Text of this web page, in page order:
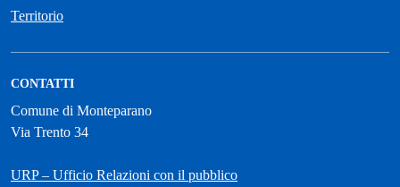
Territorio
CONTATTI
Comune di Monteparano
Via Trento 34
URP – Ufficio Relazioni con il pubblico